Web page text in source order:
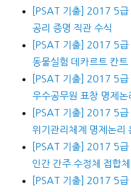
[PSAT 기출] 2017 5급
공리 증명 직관 수식
[PSAT 기출] 2017 5급
동물실험 데카르트 칸트
[PSAT 기출] 2017 5급
우수공무원 표창 명제논
[PSAT 기출] 2017 5급
위기관리체계 명제논리
[PSAT 기출] 2017 5급
인간 간주 수정체 접합
[PSAT 기출] 2017 5급